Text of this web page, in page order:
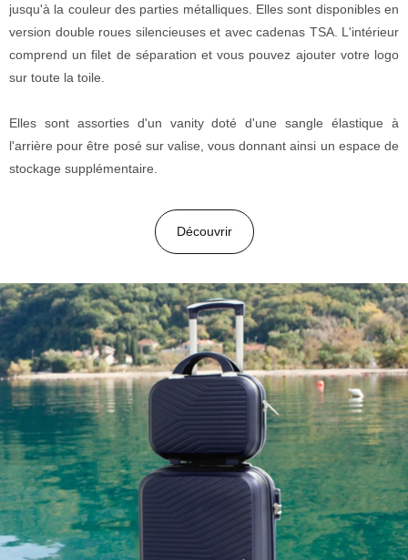
jusqu'à la couleur des parties métalliques. Elles sont disponibles en
version double roues silencieuses et avec cadenas TSA. L'intérieur
comprend un filet de séparation et vous pouvez ajouter votre logo
sur toute la toile.
Elles sont assorties d'un vanity doté d'une sangle élastique à
l'arrière pour être posé sur valise, vous donnant ainsi un espace de
stockage supplémentaire.
Découvrir